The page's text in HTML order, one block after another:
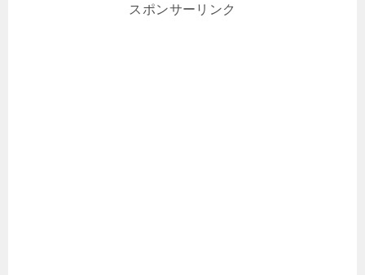
スポンサーリンク